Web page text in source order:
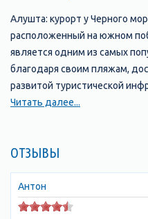
Алушта: курорт у Черного
расположенный на южном
является одним из самых
благодаря своим пляжам,
развитой туристической
в 1837 году и с тех пор стал
предлагают своим гостям
достопримечательностей
которая протянулась на
Читать далее...
ОТЗЫВЫ
Антон